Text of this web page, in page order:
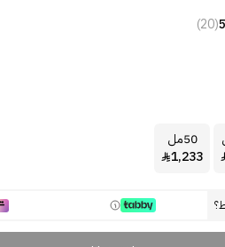
5
(20)
50مل
1,233
